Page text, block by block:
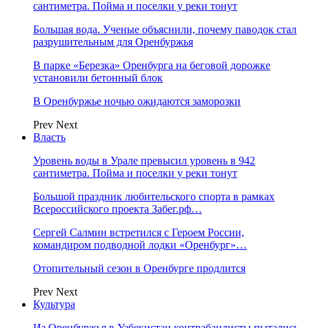
сантиметра. Пойма и поселки у реки тонут
Большая вода. Ученые объяснили, почему паводок стал
разрушительным для Оренбуржья
В парке «Березка» Оренбурга на беговой дорожке
установили бетонный блок
В Оренбуржье ночью ожидаются заморозки
Prev Next
Власть
Уровень воды в Урале превысил уровень в 942
сантиметра. Пойма и поселки у реки тонут
Большой праздник любительского спорта в рамках
Всероссийского проекта Забег.рф…
Сергей Салмин встретился с Героем России,
командиром подводной лодки «Оренбург»…
Отопительный сезон в Оренбурге продлится
Prev Next
Культура